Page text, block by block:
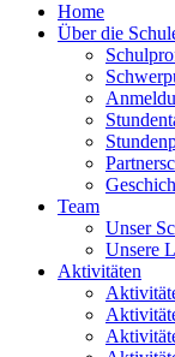
Home
Über die
Team
Unser
Unsere
Aktivitäten